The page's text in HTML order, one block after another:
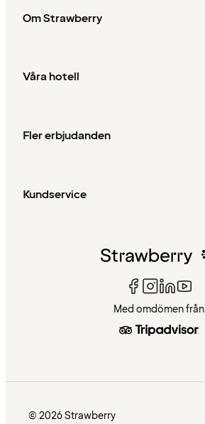
Om Strawberry
Våra hotell
Fler erbjudanden
Kundservice
Med omdömen från
© 2026 Strawberry